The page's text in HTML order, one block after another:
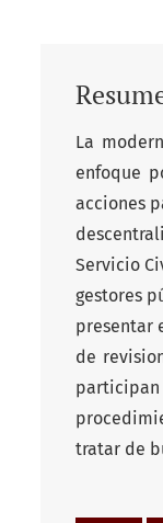
La
enfoque
acciones
Servicio
gestores
presentar
de
tratar de